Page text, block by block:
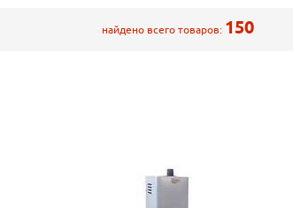
найдено всего товаров: 150